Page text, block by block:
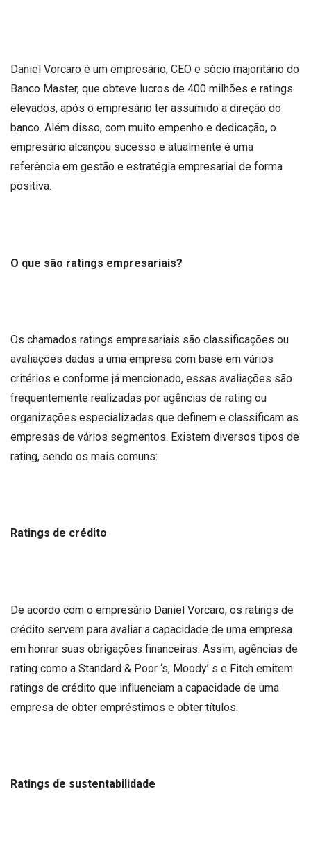
Daniel Vorcaro é um empresário, CEO e sócio majoritário do
Banco Master, que obteve lucros de 400 milhões e ratings
elevados, após o empresário ter assumido a direção do
banco. Além disso, com muito empenho e dedicação, o
empresário alcançou sucesso e atualmente é uma
referência em gestão e estratégia empresarial de forma
positiva.
O que são ratings empresariais?
Os chamados ratings empresariais são classificações ou
avaliações dadas a uma empresa com base em vários
critérios e conforme já mencionado, essas avaliações são
frequentemente realizadas por agências de rating ou
organizações especializadas que definem e classificam as
empresas de vários segmentos. Existem diversos tipos de
rating, sendo os mais comuns:
Ratings de crédito
De acordo com o empresário Daniel Vorcaro, os ratings de
crédito servem para avaliar a capacidade de uma empresa
em honrar suas obrigações financeiras. Assim, agências de
rating como a Standard & Poor ‘s, Moody’ s e Fitch emitem
ratings de crédito que influenciam a capacidade de uma
empresa de obter empréstimos e obter títulos.
Ratings de sustentabilidade